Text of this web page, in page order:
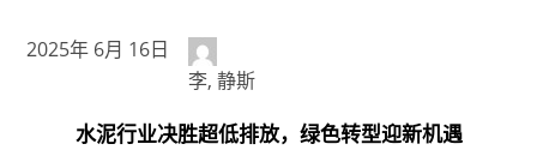
2025年 6月 16日
李, 静斯
水泥行业决胜超低排放，绿色转型迎新机遇